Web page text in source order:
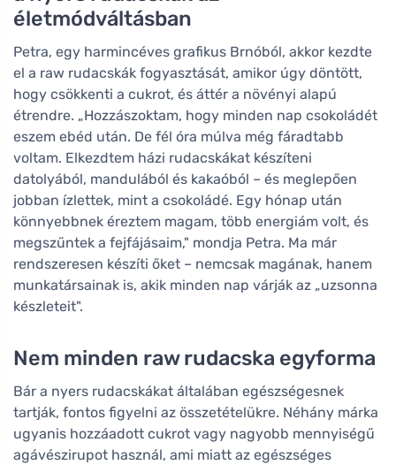
életmódváltásban
Petra, egy harmincéves grafikus Brnóból, akkor kezdte
el a raw rudacskák fogyasztását, amikor úgy döntött,
hogy csökkenti a cukrot, és áttér a növényi alapú
étrendre. „Hozzászoktam, hogy minden nap csokoládét
eszem ebéd után. De fél óra múlva még fáradtabb
voltam. Elkezdtem házi rudacskákat készíteni
datolyából, mandulából és kakaóból – és meglepően
jobban ízlettek, mint a csokoládé. Egy hónap után
könnyebbnek éreztem magam, több energiám volt, és
megszűntek a fejfájásaim," mondja Petra. Ma már
rendszeresen készíti őket – nemcsak magának, hanem
munkatársainak is, akik minden nap várják az „uzsonna
készleteit".
Nem minden raw rudacska egyforma
Bár a nyers rudacskákat általában egészségesnek
tartják, fontos figyelni az összetételükre. Néhány márka
ugyanis hozzáadott cukrot vagy nagyobb mennyiségű
agávészirupot használ, ami miatt az egészséges